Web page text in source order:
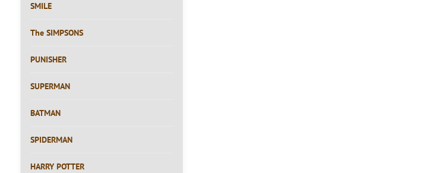
SMILE
The SIMPSONS
PUNISHER
SUPERMAN
BATMAN
SPIDERMAN
HARRY POTTER